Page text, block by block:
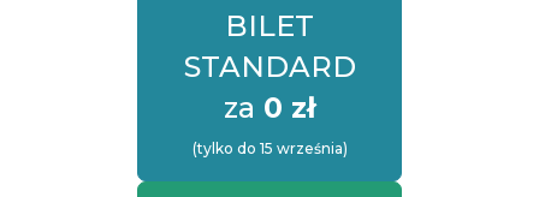
BILET
STANDARD
za 0 zł
(tylko do 15 września)